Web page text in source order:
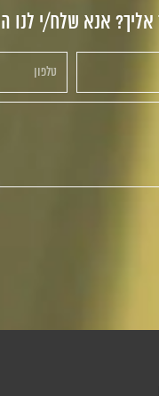
אליך? אנא שלח/י לנו